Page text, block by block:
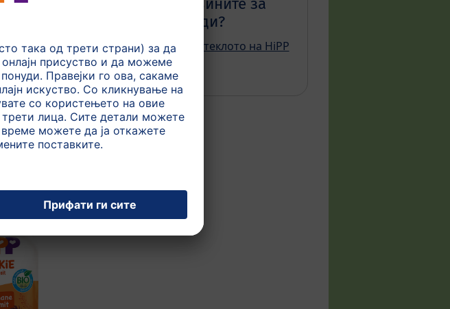
нашите производи?
Сега можете да го истражувате потеклото на HiPP
состојките